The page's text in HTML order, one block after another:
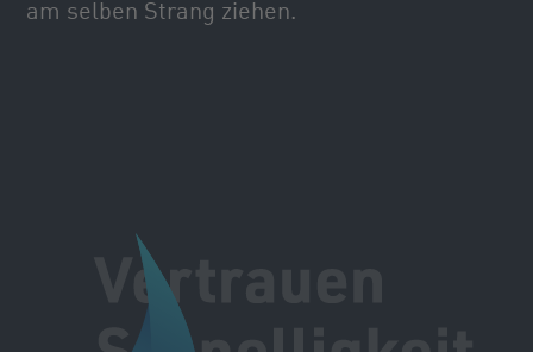
am selben Strang ziehen.